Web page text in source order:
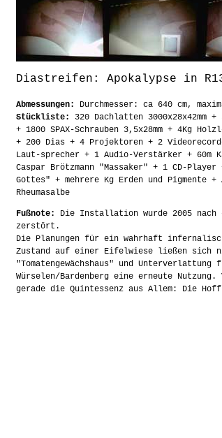
Diastreifen: Apokalypse in
Abmessungen: Durchmesser: ca 640 cm,
Stückliste:
320 Dachlatten 3000x28x42mm
+ 1800 SPAX-Schrauben 3,5x28mm + 4Kg
+ 200 Dias + 4 Projektoren + 2
Laut-sprecher + 1 Audio-Verstärker + 60m
Caspar Brötzmann "Massaker" + 1 CD-
Gottes" + mehrere Kg Erden und Pigmente
Rheumasalbe
Fußnote:
Die Installation wurde 2005 nach
zerstört.
Die Planungen für ein wahrhaft
Zustand auf einer Eifelwiese ließen
"Tomatengewächshaus" und Unterverlattung
Würselen/Bardenberg eine erneute
gerade die Quintessenz aus Allem: Die